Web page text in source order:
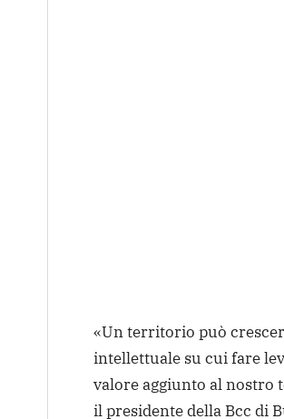
«Un territorio può
intellettuale su cui fare
valore aggiunto al nostro
il presidente della Bcc di